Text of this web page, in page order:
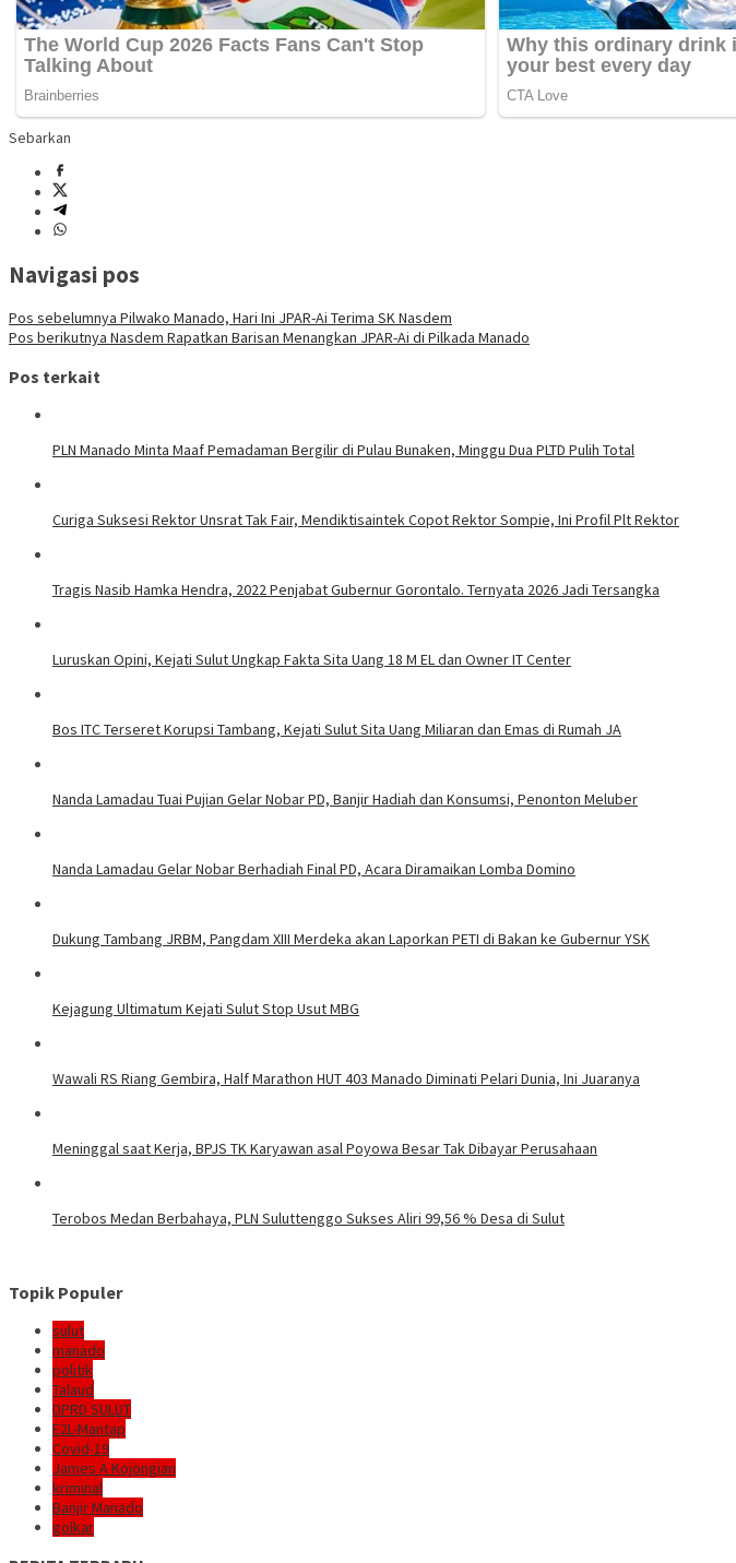
Sebarkan
Navigasi pos
Pos sebelumnya Pilwako Manado, Hari Ini JPAR-Ai Terima SK Nasdem
Pos berikutnya Nasdem Rapatkan Barisan Menangkan JPAR-Ai di Pilkada Manado
Pos terkait
PLN Manado Minta Maaf Pemadaman Bergilir di Pulau Bunaken, Minggu Dua PLTD Pulih Total
Curiga Suksesi Rektor Unsrat Tak Fair, Mendiktisaintek Copot Rektor Sompie, Ini Profil Plt Rektor
Tragis Nasib Hamka Hendra, 2022 Penjabat Gubernur Gorontalo. Ternyata 2026 Jadi Tersangka
Luruskan Opini, Kejati Sulut Ungkap Fakta Sita Uang 18 M EL dan Owner IT Center
Bos ITC Terseret Korupsi Tambang, Kejati Sulut Sita Uang Miliaran dan Emas di Rumah JA
Nanda Lamadau Tuai Pujian Gelar Nobar PD, Banjir Hadiah dan Konsumsi, Penonton Meluber
Nanda Lamadau Gelar Nobar Berhadiah Final PD, Acara Diramaikan Lomba Domino
Dukung Tambang JRBM, Pangdam XIII Merdeka akan Laporkan PETI di Bakan ke Gubernur YSK
Kejagung Ultimatum Kejati Sulut Stop Usut MBG
Wawali RS Riang Gembira, Half Marathon HUT 403 Manado Diminati Pelari Dunia, Ini Juaranya
Meninggal saat Kerja, BPJS TK Karyawan asal Poyowa Besar Tak Dibayar Perusahaan
Terobos Medan Berbahaya, PLN Suluttenggo Sukses Aliri 99,56 % Desa di Sulut
Topik Populer
sulut
manado
politik
Talaud
DPRD SULUT
E2L-Mantap
Covid-19
James A Kojongian
kriminal
Banjir Manado
golkar